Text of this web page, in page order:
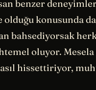
benzer
olduğu konusunda
bahsediyorsak
oluyor.
hissettiriyor,